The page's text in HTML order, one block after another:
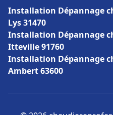
Installation Dépannage
Lys 31470
Installation Dépannage
Itteville 91760
Installation Dépannage
Ambert 63600